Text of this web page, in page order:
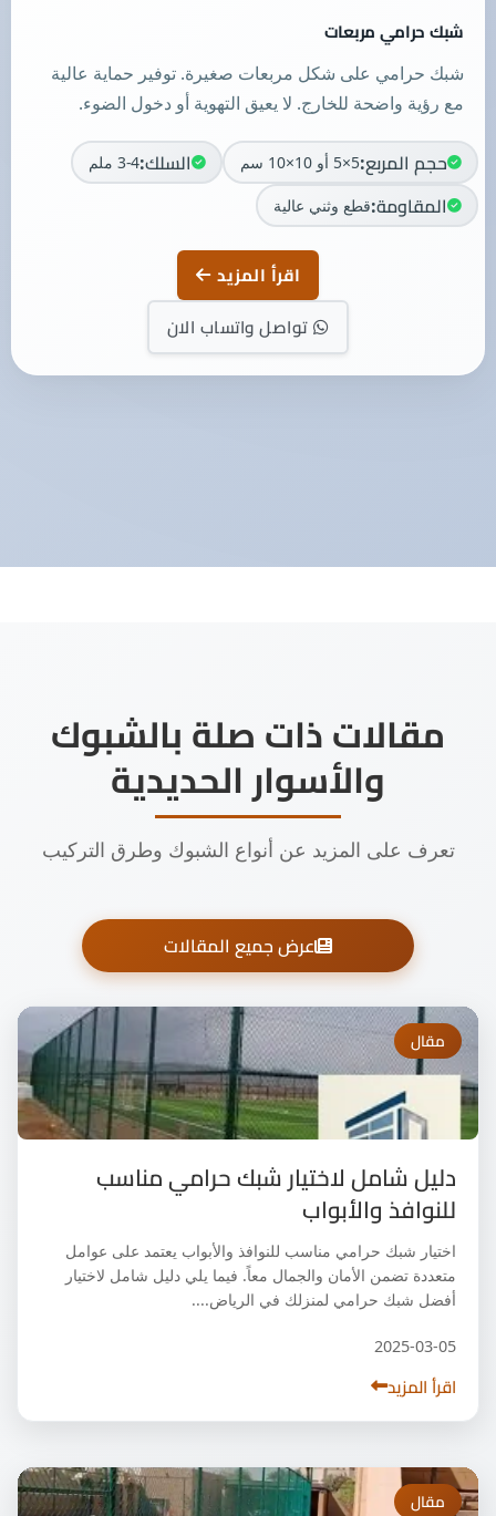
شبك حرامي مربعات
شبك حرامي على شكل مربعات صغيرة. توفير حماية عالية
مع رؤية واضحة للخارج. لا يعيق التهوية أو دخول الضوء.
حجم المربع:5×5 أو 10×10 سم السلك:3-4 ملم
المقاومة:قطع وثني عالية
اقرأ المزيد
تواصل واتساب الان
مقالات ذات صلة بالشبوك
والأسوار الحديدية
تعرف على المزيد عن أنواع الشبوك وطرق التركيب
عرض جميع المقالات
مقال
دليل شامل لاختيار شبك حرامي مناسب
للنوافذ والأبواب
اختيار شبك حرامي مناسب للنوافذ والأبواب يعتمد على عوامل
متعددة تضمن الأمان والجمال معاً. فيما يلي دليل شامل لاختيار
أفضل شبك حرامي لمنزلك في الرياض....
2025-03-05
اقرأ المزيد
مقال